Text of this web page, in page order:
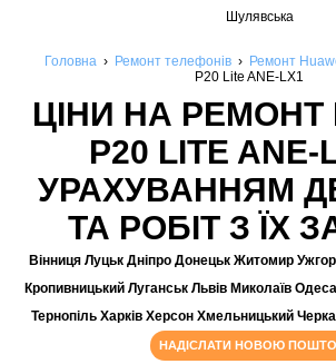
Шулявська
Головна › Ремонт телефонів › Ремонт
P20 Lite ANE-LX1
ЦІНИ НА РЕМОНТ
P20 LITE ANE-
УРАХУВАННЯМ
ТА РОБІТ З ЇХ
Вінниця Луцьк Дніпро Донецьк Житомир
Кропивницький Луганськ Львів Миколаїв
Тернопіль Харків Херсон Хмельницький
НАДІСЛАТИ НОВОЮ